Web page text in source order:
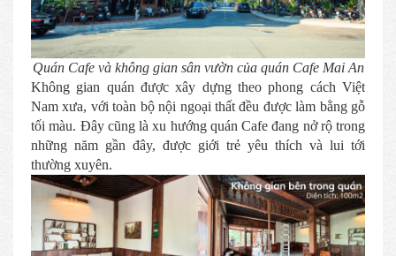
Quán Cafe và không gian sân vườn của quán Cafe Mai An
Không gian quán được xây dựng theo phong cách Việt
Nam xưa, với toàn bộ nội ngoại thất đều được làm bằng gỗ
tối màu. Đây cũng là xu hướng quán Cafe đang nở rộ trong
những năm gần đây, được giới trẻ yêu thích và lui tới
thường xuyên.